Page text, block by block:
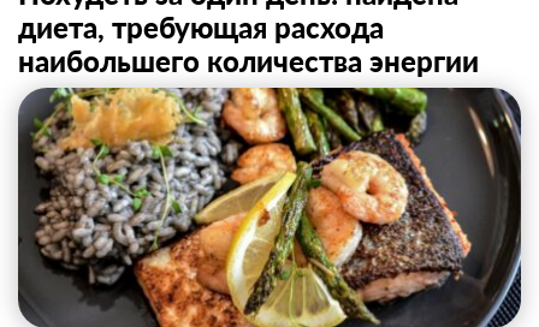
диета, требующая расхода
наибольшего количества энергии